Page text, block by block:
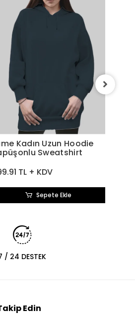
Kadın Uzun Hoodie
Sweatshirt
TL + KDV
Sepete Ekle
/ 24 DESTEK
Edin